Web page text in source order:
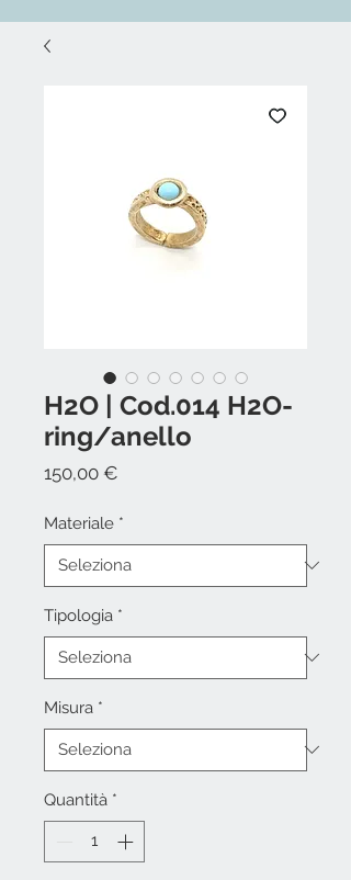
H2O | Cod.014 H2O-
ring/anello
150,00 €
Materiale *
Tipologia *
Misura *
Quantità *